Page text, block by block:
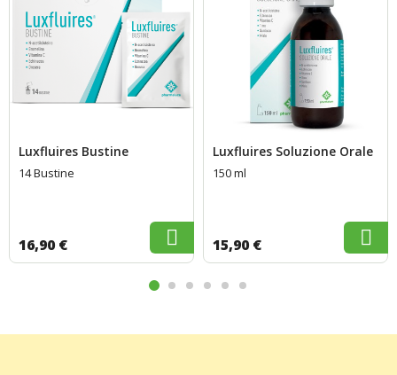
Luxfluires Bustine
14 Bustine
16,90 €
Luxfluires Soluzione Orale
150 ml
15,90 €